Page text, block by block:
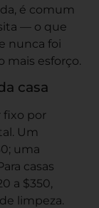
é comum
— o que
nunca foi
esforço.
casa
fixo por
Um
uma
casas
a $350,
limpeza.